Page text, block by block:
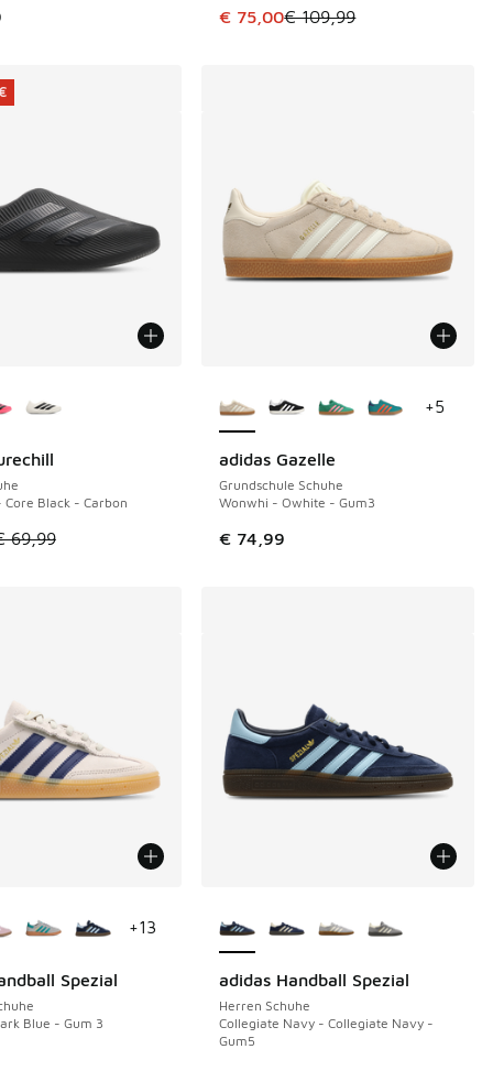
Dieser Artikel ist im Sale. Der
€ 75,00€ 109,99
Core Black - Carbon
ist im Sale. Der Preis ist von € 69,99 auf € 50,00
69,99
adidas Gazelle
Grundschule Schuhe
Wonwhi - Owhite - Gum3
€ 74,99
+5
auf € 25,00 gefallen
Spezial
Blue - Gum 3
+13
adidas Handball Spezial
Herren Schuhe
Collegiate Navy - Collegiate Navy -
Gum5